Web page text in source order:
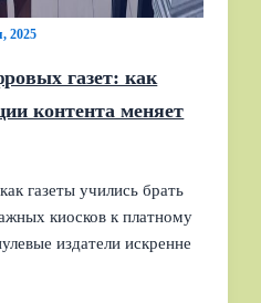
2025
газет: как
контента меняет
газеты учились брать
киосков к платному
издатели искренне